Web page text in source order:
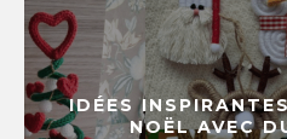
IDÉES
NOËL AVEC